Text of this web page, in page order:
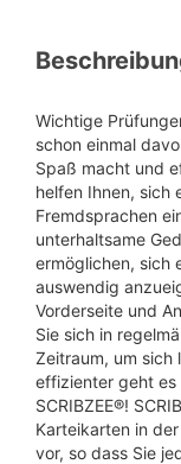
Wichtige
schon einmal
Spaß macht und
helfen Ihnen, sich
Fremdsprachen
unterhaltsame
ermöglichen, sich
auswendig
Vorderseite und
Sie sich in
Zeitraum, um sich
effizienter geht es
SCRIBZEE®!
Karteikarten in
vor, so dass Sie